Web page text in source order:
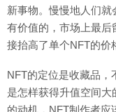
新事物。慢慢地人们
有价值的，市场上最后
接抬高了单个NFT的价
NFT的定位是收藏品，
是怎样获得升值空间
的动机，NFT制作者应